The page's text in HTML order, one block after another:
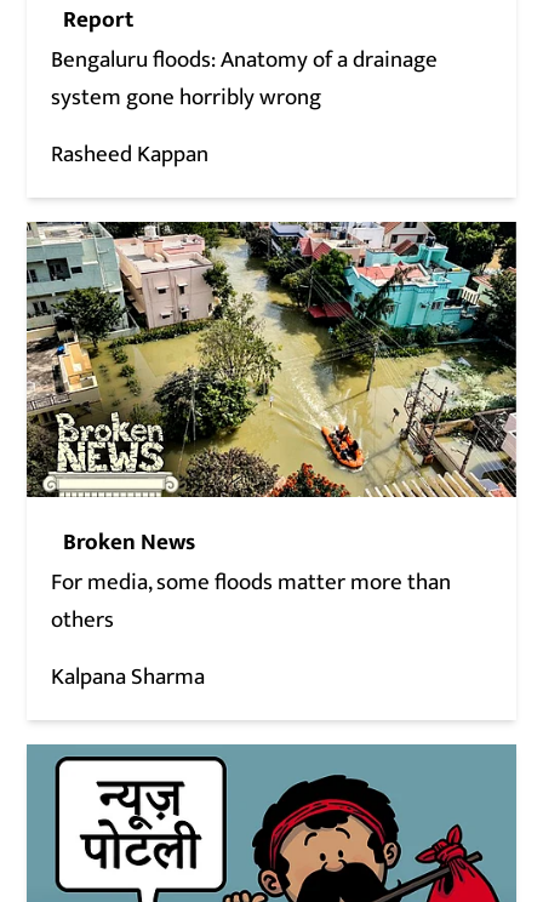
Report
Bengaluru floods: Anatomy of a drainage
system gone horribly wrong
Rasheed Kappan
Broken News
For media, some floods matter more than
others
Kalpana Sharma